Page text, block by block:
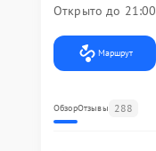
Открыто до 21:00
Маршрут
ОбзорОтзывы 288